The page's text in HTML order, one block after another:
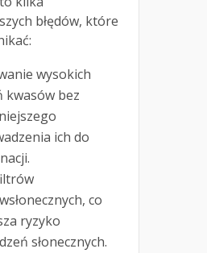
błędów, które
wysokich
kwasów bez
ich do
co
ryzyko
słonecznych.